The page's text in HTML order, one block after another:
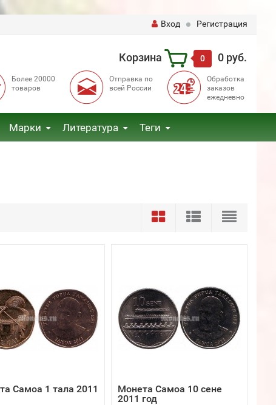
Вход Регистрация
Корзина 0 0 руб.
Более 20000
товаров
Отправка по
всей России
Обработка
заказов
ежедневно
Марки Литература Теги
Самоа 1 тала 2011
Монета Самоа 10 сене
2011 год